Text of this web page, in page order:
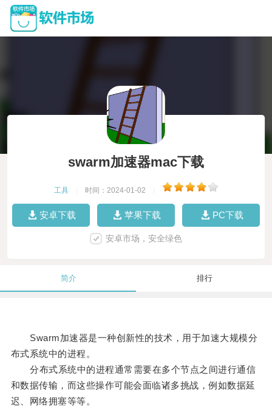
swarm加速器mac下载
工具 时间：2024-01-02
安卓下载 苹果下载 PC下载
安卓市场，安全绿色
简介 排行
Swarm加速器是一种创新性的技术，用于加速大规模分
布式系统中的进程。
分布式系统中的进程通常需要在多个节点之间进行通信
和数据传输，而这些操作可能会面临诸多挑战，例如数据延
迟、网络拥塞等等。